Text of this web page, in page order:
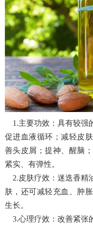
1.主要功效：具有较强
促进血液循环；减轻皮
善头皮屑；提神、醒脑
紧实、有弹性。
2.皮肤疗效：迷迭香精
肤，还可减轻充血、肿
生长。
3.心理疗效：改善紧张